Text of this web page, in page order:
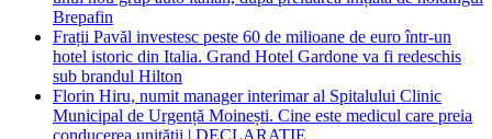
Brepafin
Frații Pavăl investesc peste 60 de milioane de euro într-un
hotel istoric din Italia. Grand Hotel Gardone va fi redeschis
sub brandul Hilton
Florin Hiru, numit manager interimar al Spitalului Clinic
Municipal de Urgență Moinești. Cine este medicul care preia
conducerea unității | DECLARATIE